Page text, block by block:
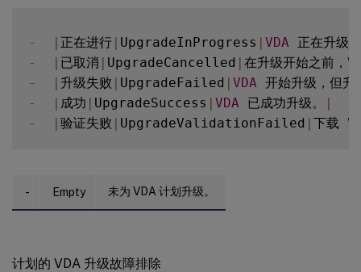
- | 正在进行 | UpgradeInProgress | VDA 正在升级。
-
| 已取消 | UpgradeCancelled | 在升级开始之前，
-
| 升级失败 | UpgradeFailed | VDA 开始升级，但升
-
| 成功 | UpgradeSuccess | VDA 已成功升级。
|
-
| 验证失败 | UpgradeValidationFailed | 下载
- Empty 未为 VDA 计划升级。
计划的 VDA 升级故障排除